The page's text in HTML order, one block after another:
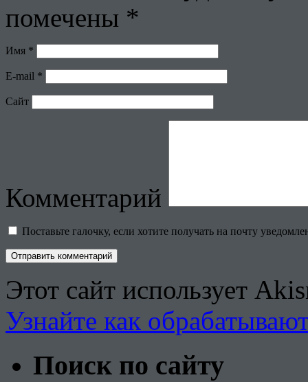
помечены *
Имя *
E-mail *
Сайт
Комментарий
Поставьте галочку, если хотите получать на почту
Этот сайт использует
Узнайте как
Поиск по сайту